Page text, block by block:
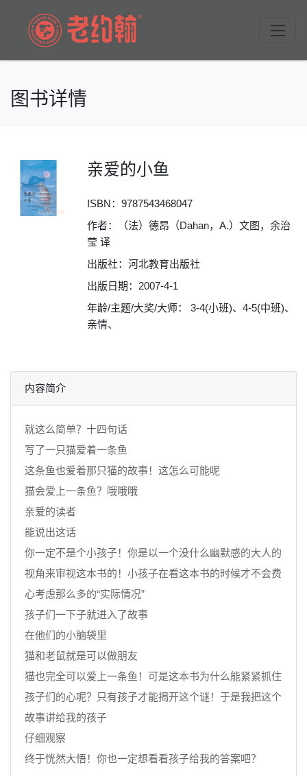
图书详情
亲爱的小鱼
ISBN： 9787543468047
作者：（法）德昂（Dahan，A.）文图，余治
莹 译
出版社：河北教育出版社
出版日期：2007-4-1
年龄/主题/大奖/大师： 3-4(小班)、4-5(中班)、
亲情、
内容简介
就这么简单？十四句话
写了一只猫爱着一条鱼
这条鱼也爱着那只猫的故事！这怎么可能呢
猫会爱上一条鱼？哦哦哦
亲爱的读者
能说出这话
你一定不是个小孩子！你是以一个没什么幽默感的大人的
视角来审视这本书的！小孩子在看这本书的时候才不会费
心考虑那么多的“实际情况”
孩子们一下子就进入了故事
在他们的小脑袋里
猫和老鼠就是可以做朋友
猫也完全可以爱上一条鱼！可是这本书为什么能紧紧抓住
孩子们的心呢？只有孩子才能揭开这个谜！于是我把这个
故事讲给我的孩子
仔细观察
终于恍然大悟！你也一定想看看孩子给我的答案吧？